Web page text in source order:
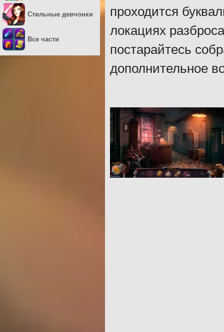
проходится
локациях
постарайтесь
дополнительное
Стильные девчонки
Все части